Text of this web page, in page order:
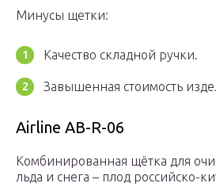
Минусы щетки:
Качество складной ручки.
Завышенная стоимость
Airline AB-R-06
Комбинированная щётка для
льда и снега – плод российско-